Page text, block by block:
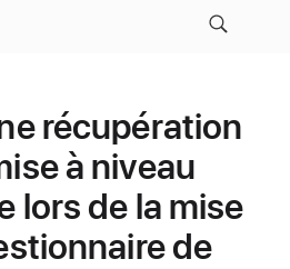
récupération
à niveau
lors de la mise
de